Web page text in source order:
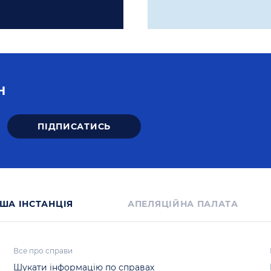
IНСТАНЦIЯ АПЕЛЯЦІЙНА ПАЛАТА
Все про справи
Шукати інформацію по справах